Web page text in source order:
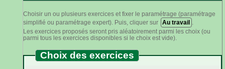
Choisir un ou plusieurs exercices et fixer le paramétrage (paramétrage
simplifié ou paramétrage expert). Puis, cliquer sur Au travail
Les exercices proposés seront pris aléatoirement parmi les choix (ou
parmi tous les exercices disponibles si le choix est vide).
Choix des exercices